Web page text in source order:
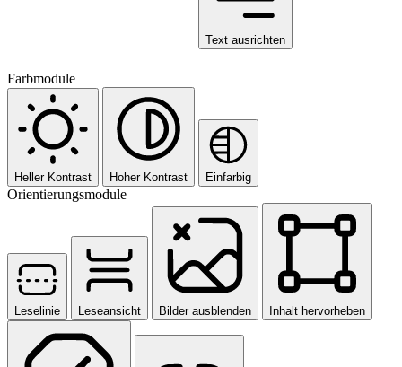
Text ausrichten
Farbmodule
Heller Kontrast Hoher Kontrast Einfarbig
Orientierungsmodule
Leselinie Leseansicht Bilder ausblenden Inhalt hervorheben